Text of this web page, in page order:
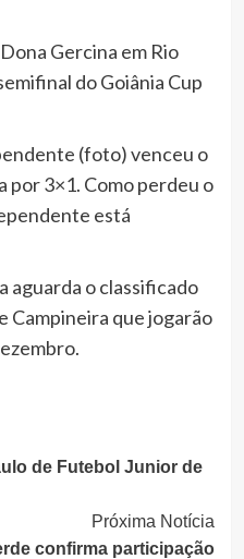
Gercina em Rio
do Goiânia Cup
(foto) venceu o
por 3×1. Como perdeu o
está
aguarda o classificado
Campineira que jogarão
de Futebol Junior de
Próxima Notícia
confirma participação